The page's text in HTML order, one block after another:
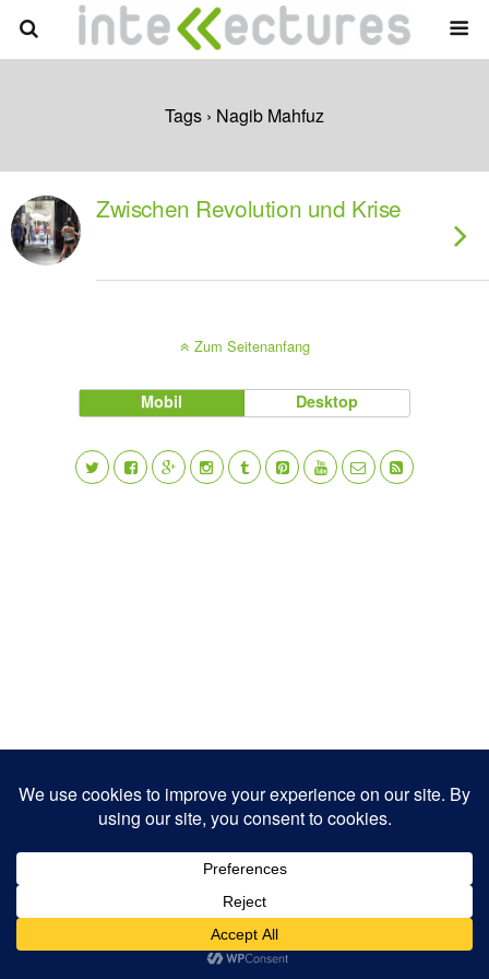
Tags › Nagib Mahfuz
Zwischen Revolution und Krise
Zum Seitenanfang
Mobil Desktop